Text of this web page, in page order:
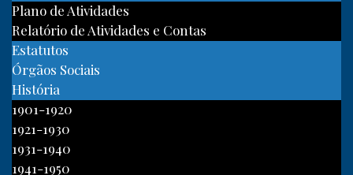
Plano de Atividades
Relatório de Atividades e Contas
Estatutos
Órgãos Sociais
História
1901-1920
1921-1930
1931-1940
1941-1950